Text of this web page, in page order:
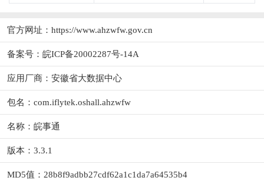
官方网址： https://www.ahzwfw.gov.cn
备案号：皖ICP备20002287号-14A
应用厂商： 安徽省大数据中心
包名：com.iflytek.oshall.ahzwfw
名称：皖事通
版本：3.3.1
MD5值：28b8f9adbb27cdf62a1c1da7a64535b4